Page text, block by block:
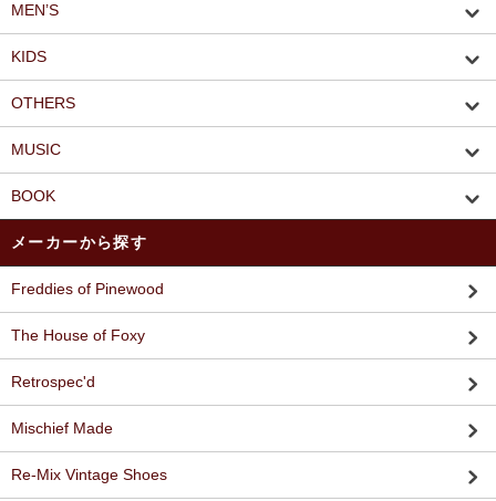
MEN’S
KIDS
OTHERS
MUSIC
BOOK
メーカーから探す
Freddies of Pinewood
The House of Foxy
Retrospec'd
Mischief Made
Re-Mix Vintage Shoes